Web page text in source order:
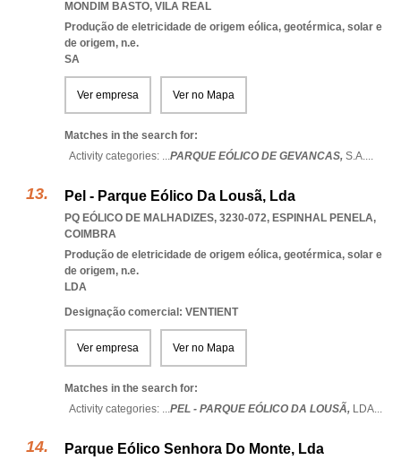
MONDIM BASTO, VILA REAL
Produção de eletricidade de origem eólica, geotérmica, solar e
de origem, n.e.
SA
Ver empresa Ver no Mapa
Matches in the search for:
Activity categories: ...PARQUE EÓLICO DE GEVANCAS, S.A....
Pel - Parque Eólico Da Lousã, Lda
PQ EÓLICO DE MALHADIZES, 3230-072, ESPINHAL PENELA,
COIMBRA
Produção de eletricidade de origem eólica, geotérmica, solar e
de origem, n.e.
LDA
Designação comercial: VENTIENT
Ver empresa Ver no Mapa
Matches in the search for:
Activity categories: ...PEL - PARQUE EÓLICO DA LOUSÃ, LDA...
Parque Eólico Senhora Do Monte, Lda